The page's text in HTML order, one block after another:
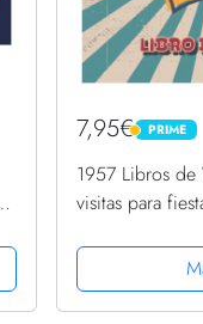
7,95€ PRIME
PRIME
1957 Libros
visitas para
los amigos
mensajes |